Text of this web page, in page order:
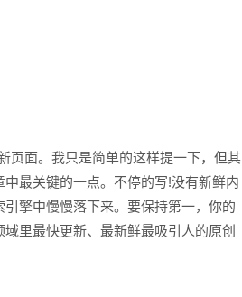
页面。我只是简单的这样提一下，但其
中最关键的一点。不停的写!没有新鲜内
引擎中慢慢落下来。要保持第一，你的
里最快更新、最新鲜最吸引人的原创